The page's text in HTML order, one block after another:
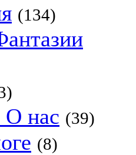
(134)
нас (39)
(8)